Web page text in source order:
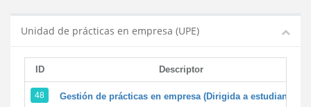
Unidad de prácticas en empresa (UPE)
ID Descriptor
48 Gestión de prácticas en empresa (Dirigida a estudiantes)